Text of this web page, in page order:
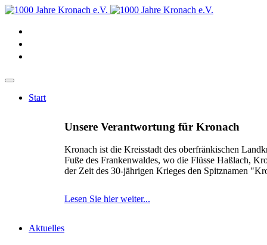
Start
Unsere Verantwortung für Kronach
Kronach ist die Kreisstadt des oberfränkischen
Fuße des Frankenwaldes, wo die Flüsse Haßlach,
der Zeit des 30-jährigen Krieges den Spitznamen
Lesen Sie hier weiter...
Aktuelles